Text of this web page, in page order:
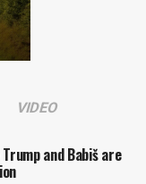
VIDEO
Trump and Babiš are